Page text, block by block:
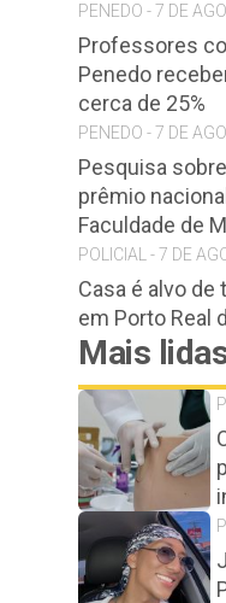
PENEDO - 7 DE
Professores
Penedo
cerca de 25%
PENEDO - 7 DE
Pesquisa
prêmio
Faculdade de
POLICIAL - 7 DE
Casa é alvo de
em Porto Real
Mais